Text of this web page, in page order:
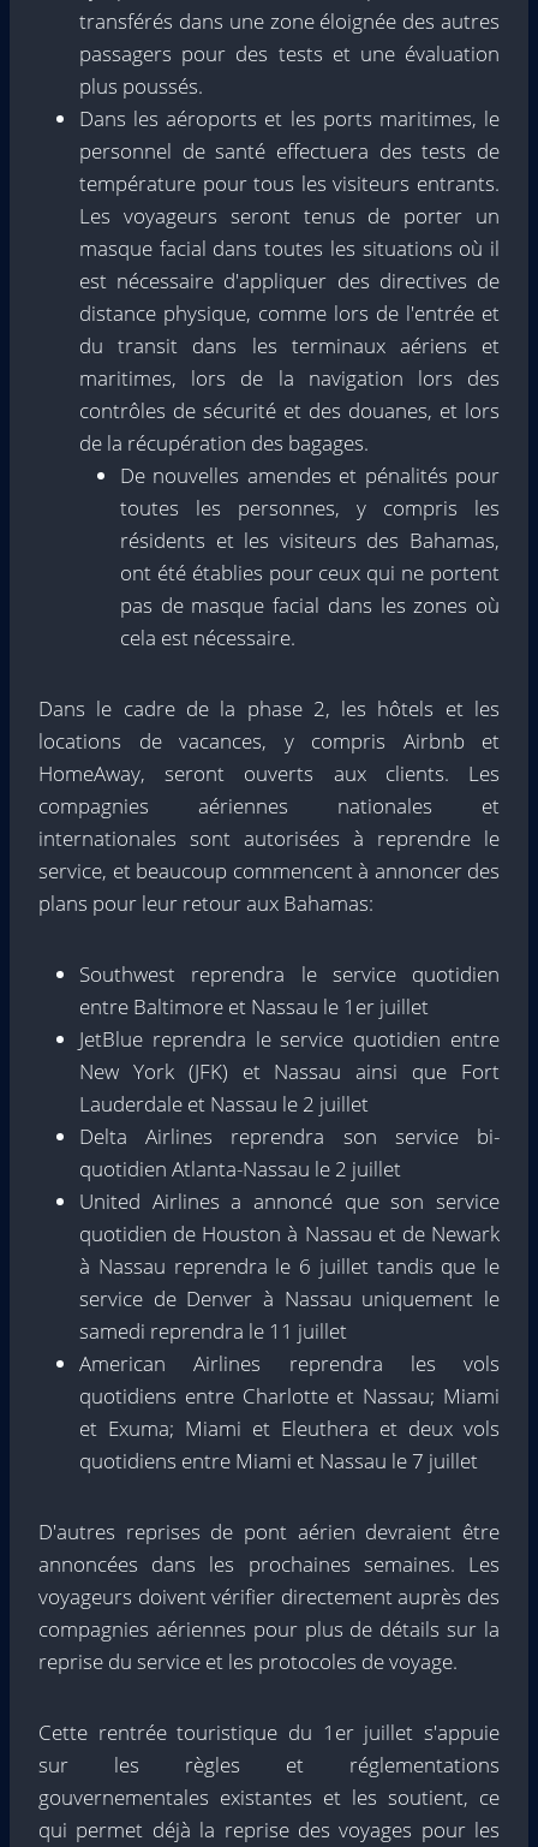
transférés dans une zone éloignée des autres
passagers pour des tests et une évaluation
plus poussés.
Dans les aéroports et les ports maritimes, le
personnel de santé effectuera des tests de
température pour tous les visiteurs entrants.
Les voyageurs seront tenus de porter un
masque facial dans toutes les situations où il
est nécessaire d'appliquer des directives de
distance physique, comme lors de l'entrée et
du transit dans les terminaux aériens et
maritimes, lors de la navigation lors des
contrôles de sécurité et des douanes, et lors
de la récupération des bagages.
De nouvelles amendes et pénalités pour
toutes les personnes, y compris les
résidents et les visiteurs des Bahamas,
ont été établies pour ceux qui ne portent
pas de masque facial dans les zones où
cela est nécessaire.
Dans le cadre de la phase 2, les hôtels et les
locations de vacances, y compris Airbnb et
HomeAway, seront ouverts aux clients. Les
compagnies aériennes nationales et
internationales sont autorisées à reprendre le
service, et beaucoup commencent à annoncer des
plans pour leur retour aux Bahamas:
Southwest reprendra le service quotidien
entre Baltimore et Nassau le 1er juillet
JetBlue reprendra le service quotidien entre
New York (JFK) et Nassau ainsi que Fort
Lauderdale et Nassau le 2 juillet
Delta Airlines reprendra son service bi-
quotidien Atlanta-Nassau le 2 juillet
United Airlines a annoncé que son service
quotidien de Houston à Nassau et de Newark
à Nassau reprendra le 6 juillet tandis que le
service de Denver à Nassau uniquement le
samedi reprendra le 11 juillet
American Airlines reprendra les vols
quotidiens entre Charlotte et Nassau; Miami
et Exuma; Miami et Eleuthera et deux vols
quotidiens entre Miami et Nassau le 7 juillet
D'autres reprises de pont aérien devraient être
annoncées dans les prochaines semaines. Les
voyageurs doivent vérifier directement auprès des
compagnies aériennes pour plus de détails sur la
reprise du service et les protocoles de voyage.
Cette rentrée touristique du 1er juillet s'appuie
sur les règles et réglementations
gouvernementales existantes et les soutient, ce
qui permet déjà la reprise des voyages pour les